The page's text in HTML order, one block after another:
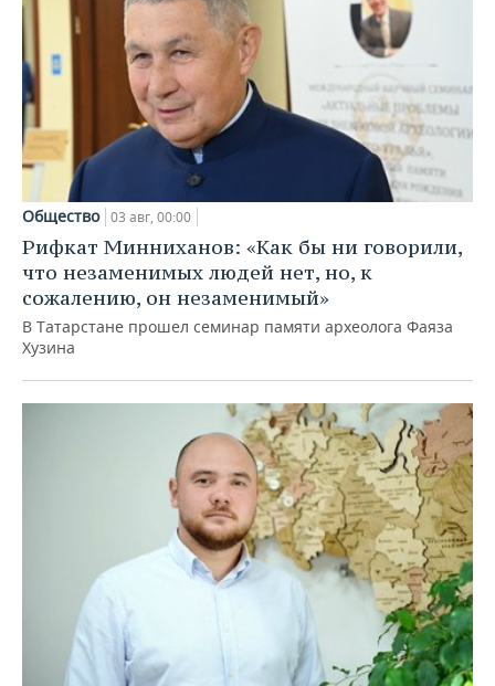
Общество 03 авг, 00:00
Рифкат Минниханов: «Как бы ни говорили,
что незаменимых людей нет, но, к
сожалению, он незаменимый»
В Татарстане прошел семинар памяти археолога Фаяза
Хузина